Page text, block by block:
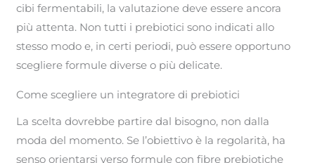
cibi fermentabili, la valutazione deve essere ancora
più attenta. Non tutti i prebiotici sono indicati allo
stesso modo e, in certi periodi, può essere opportuno
scegliere formule diverse o più delicate.
Come scegliere un integratore di prebiotici
La scelta dovrebbe partire dal bisogno, non dalla
moda del momento. Se l’obiettivo è la regolarità, ha
senso orientarsi verso formule con fibre prebiotiche